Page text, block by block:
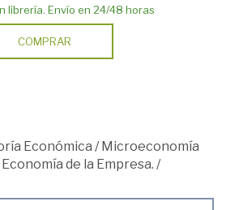
librería. Envío en 24/48 horas
COMPRAR
Económica /Microeconomía
de la Empresa. /